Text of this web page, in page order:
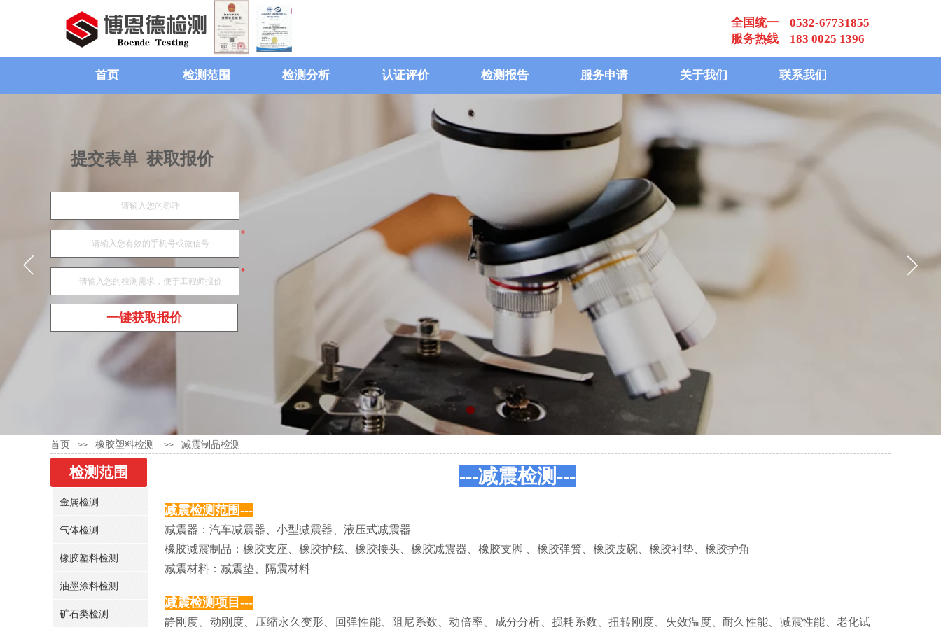
全国统一 0532-67731855
服务热线 183 0025 1396
首页 检测范围 检测分析 认证评价 检测报告 服务申请 关于我们 联系我们
提交表单 获取报价
*
*
一键获取报价
首页 >> 橡胶塑料检测 >> 减震制品检测
检测范围 ---减震检测---
减震检测范围---
减震器：汽车减震器、小型减震器、液压式减震器
橡胶减震制品：橡胶支座、橡胶护舷、橡胶接头、橡胶减震器、橡胶支脚 、橡胶弹簧、橡胶皮碗、橡胶衬垫、橡胶护角
减震材料：减震垫、隔震材料
减震检测项目---
静刚度、动刚度、压缩永久变形、回弹性能、阻尼系数、动倍率、成分分析、损耗系数、扭转刚度、失效温度、耐久性能、减震性能、老化试
金属检测
气体检测
橡胶塑料检测
油墨涂料检测
矿石类检测